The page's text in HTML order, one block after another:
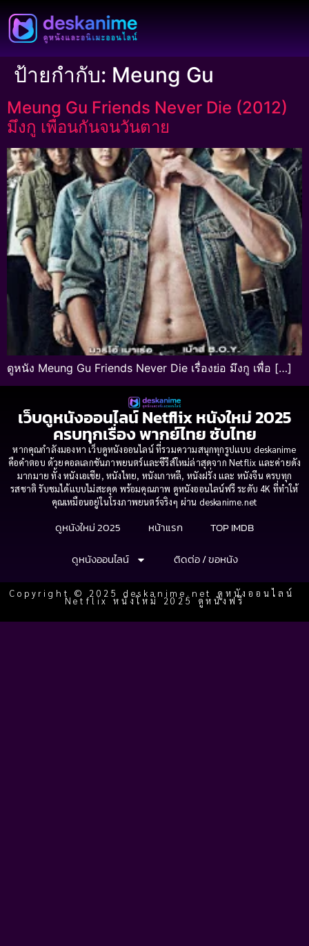
ป้ายกำกับ: Meung Gu
Meung Gu Friends Never Die (2012)
มึงกู เพื่อนกันจนวันตาย
ดูหนัง Meung Gu Friends Never Die เรื่องย่อ มึงกู เพื่อ […]
เว็บดูหนังออนไลน์ Netflix หนังใหม่ 2025
ครบทุกเรื่อง พากย์ไทย ซับไทย
หากคุณกำลังมองหา เว็บดูหนังออนไลน์ ที่รวมความสนุกทุกรูปแบบ deskanime
คือคำตอบ ด้วยคอลเลกชันภาพยนตร์และซีรีส์ใหม่ล่าสุดจาก Netflix และค่ายดัง
มากมาย ทั้ง หนังเอเชีย, หนังไทย, หนังเกาหลี, หนังฝรั่ง และ หนังจีน ครบทุก
รสชาติ รับชมได้แบบไม่สะดุด พร้อมคุณภาพ ดูหนังออนไลน์ฟรี ระดับ 4K ที่ทำให้
คุณเหมือนอยู่ในโรงภาพยนตร์จริงๆ ผ่าน deskanime.net
ดูหนังใหม่ 2025 หน้าแรก
TOP IMDB
ดูหนังออนไลน์
ติดต่อ / ขอหนัง
Copyright © 2025 deskanime.net ดูหนังออนไลน์
Netflix หนังใหม่ 2025 ดูหนังฟรี